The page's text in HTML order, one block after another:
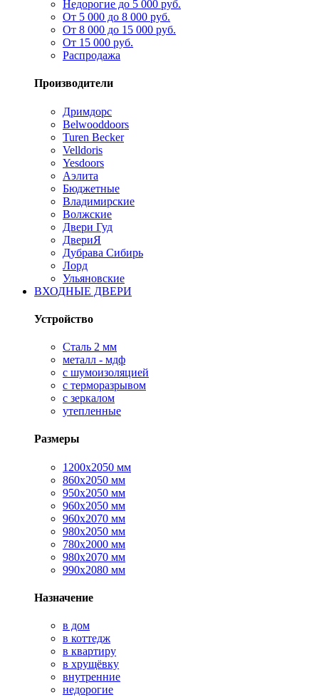
Недорогие до 5 000 руб.
От 5 000 до 8 000 руб.
От 8 000 до 15 000 руб.
От 15 000 руб.
Распродажа
Производители
Дримдорс
Belwooddoors
Turen Becker
Velldoris
Yesdoors
Аэлита
Бюджетные
Владимирские
Волжские
Двери Гуд
ДвериЯ
Дубрава Сибирь
Лорд
Ульяновские
ВХОДНЫЕ ДВЕРИ
Устройство
Сталь 2 мм
металл - мдф
с шумоизоляцией
с терморазрывом
с зеркалом
утепленные
Размеры
1200х2050 мм
860х2050 мм
950х2050 мм
960х2050 мм
960х2070 мм
980х2050 мм
780х2000 мм
980х2070 мм
990х2080 мм
Назначение
в дом
в коттедж
в квартиру
в хрущёвку
внутренние
недорогие